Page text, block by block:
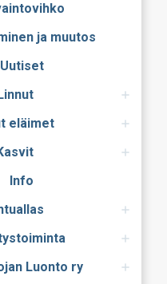
ja muutos
Uutiset
eläimet
Info
Luonto ry